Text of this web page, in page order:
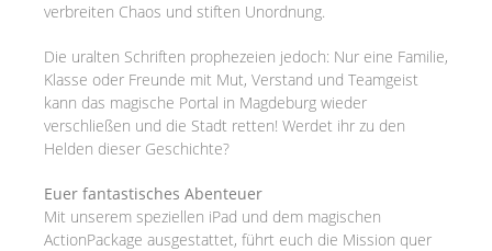
verbreiten Chaos und stiften Unordnung.
Die uralten Schriften prophezeien jedoch: Nur eine Familie,
Klasse oder Freunde mit Mut, Verstand und Teamgeist
kann das magische Portal in Magdeburg wieder
verschließen und die Stadt retten! Werdet ihr zu den
Helden dieser Geschichte?
Euer fantastisches Abenteuer
Mit unserem speziellen iPad und dem magischen
ActionPackage ausgestattet, führt euch die Mission quer